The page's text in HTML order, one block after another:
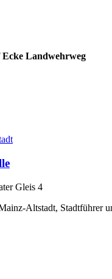
Landwehrweg
Gleis 4
Altstadt, Stadtführer